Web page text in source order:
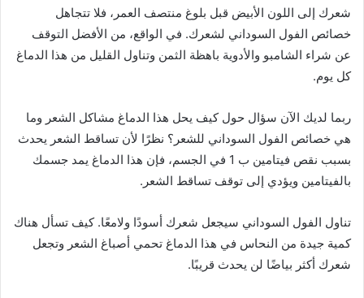
شعرك إلى اللون الأبيض قبل بلوغ منتصف العمر، فلا تتجاهل
خصائص الفول السوداني لشعرك. في الواقع، من الأفضل التوقف
عن شراء الشامبو والأدوية باهظة الثمن وتناول القليل من هذا الدماغ
كل يوم.
ربما لديك الآن سؤال حول كيف يحل هذا الدماغ مشاكل الشعر وما
هي خصائص الفول السوداني للشعر؟ نظرًا لأن تساقط الشعر يحدث
بسبب نقص فيتامين ب 1 في الجسم، فإن هذا الدماغ يمد جسمك
بالفيتامين ويؤدي إلى توقف تساقط الشعر.
تناول الفول السوداني سيجعل شعرك أسودًا ولامعًا. كيف تسأل هناك
كمية جيدة من النحاس في هذا الدماغ تحمي أصباغ الشعر وتجعل
شعرك أكثر بياضًا لن يحدث قريبًا.